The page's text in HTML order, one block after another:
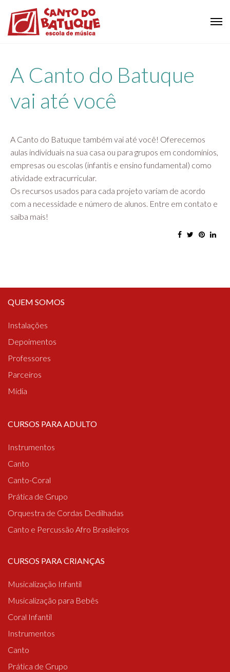
A Canto do Batuque
vai até você
A Canto do Batuque também vai até você! Oferecemos
aulas individuais na sua casa ou para grupos em condomínios,
empresas ou escolas (infantis e ensino fundamental) como
atividade extracurricular.
Os recursos usados para cada projeto variam de acordo
com a necessidade e número de alunos. Entre em contato e
saiba mais!
QUEM SOMOS
Instalações
Depoimentos
Professores
Parceiros
Mídia
CURSOS PARA ADULTO
Instrumentos
Canto
Canto-Coral
Prática de Grupo
Orquestra de Cordas Dedilhadas
Canto e Percussão Afro Brasileiros
CURSOS PARA CRIANÇAS
Musicalização Infantil
Musicalização para Bebês
Coral Infantil
Instrumentos
Canto
Prática de Grupo